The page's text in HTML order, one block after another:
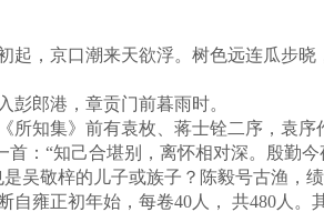
京口潮来天欲浮。树色远连瓜步晓
郎港，章贡门前暮雨时。
知集》前有袁枚、蒋士铨二序，袁序
：“知己合堪别，离怀相对深。殷勤
吴敬梓的儿子或族子？陈毅号古渔，
雍正初年始，每卷40人， 共480人